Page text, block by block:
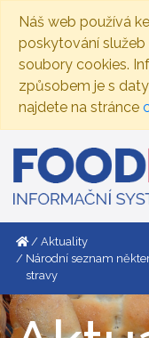
Náš web používá
poskytování
soubory cookies.
způsobem je s
najdete na stránce
Aktuality
Národní seznam
stravy